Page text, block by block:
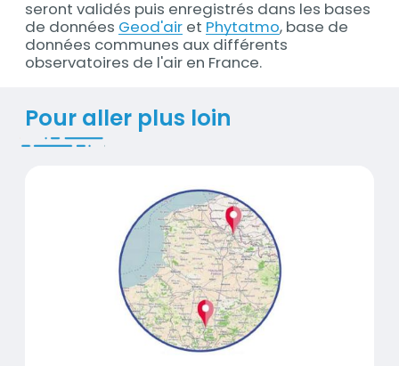
seront validés puis enregistrés dans les bases
de données Geod'airet Phytatmo, base de
données communes aux différents
observatoires de l'air en France.
Pour aller plus loin